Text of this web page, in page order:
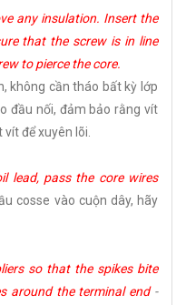
any insulation. Insert the
that the screw is in line
to pierce the core.
không cần tháo bất kỳ lớp
đầu nối, đảm bảo rằng vít
để xuyên lõi.
lead, pass the core wires
cosse vào cuộn dây, hãy
so that the spikes bite
around the terminal end -